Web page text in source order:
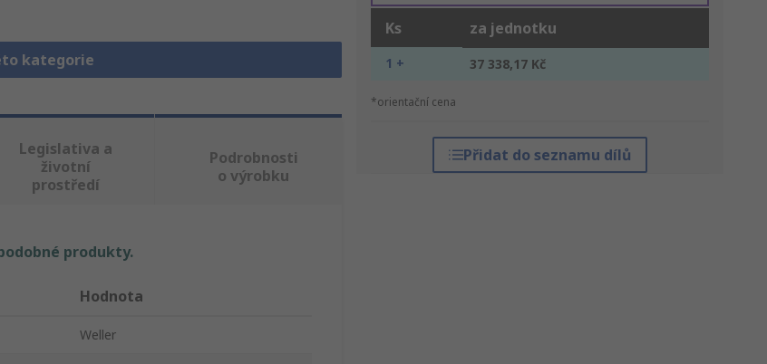
kategorie
Ks za jednotku
1 + 37 338,17 Kč
*orientační cena
Přidat do seznamu dílů
Legislativa a
životní
prostředí
Podrobnosti
o výrobku
produkty.
Hodnota
Weller